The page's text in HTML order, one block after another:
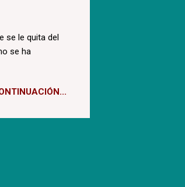
se le quita del
se ha